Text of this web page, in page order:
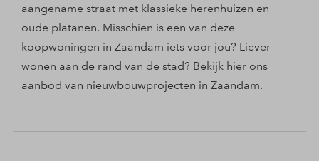
aangename straat met klassieke herenhuizen en
oude platanen. Misschien is een van deze
koopwoningen in Zaandam iets voor jou? Liever
wonen aan de rand van de stad? Bekijk hier ons
aanbod van nieuwbouwprojecten in Zaandam.